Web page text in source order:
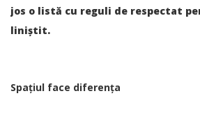
jos o listă cu reguli de respectat
liniștit.
Spațiul face diferența